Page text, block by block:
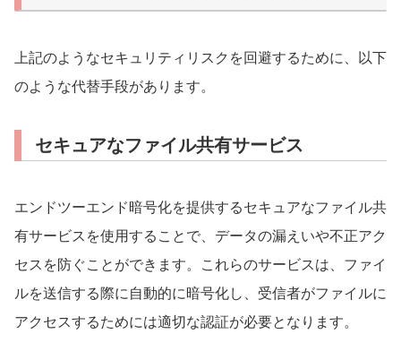
上記のようなセキュリティリスクを回避するために、以下
のような代替手段があります。
セキュアなファイル共有サービス
エンドツーエンド暗号化を提供するセキュアなファイル共
有サービスを使用することで、データの漏えいや不正アク
セスを防ぐことができます。これらのサービスは、ファイ
ルを送信する際に自動的に暗号化し、受信者がファイルに
アクセスするためには適切な認証が必要となります。